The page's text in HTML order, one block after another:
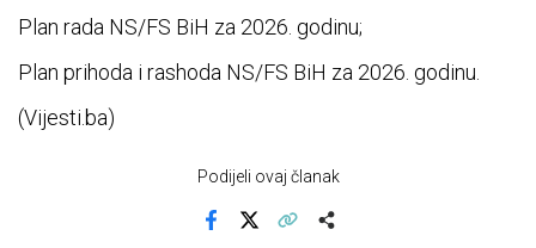
Plan rada NS/FS BiH za 2026. godinu;
Plan prihoda i rashoda NS/FS BiH za 2026. godinu.
(Vijesti.ba)
Podijeli ovaj članak
Facebook